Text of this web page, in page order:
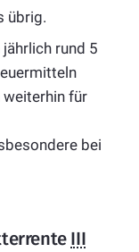
übrig.
rund 5
für
bei
III